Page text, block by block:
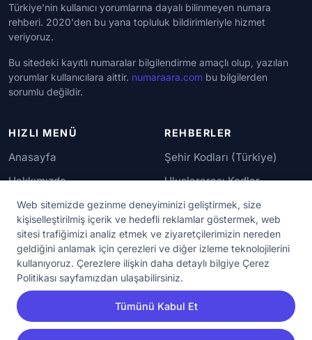
Web sitemizde gezinme deneyiminizi geliştirmek, size
kişiselleştirilmiş içerik ve hedefli reklamlar göstermek, web
sitesi trafiğimizi analiz etmek ve ziyaretçilerimizin nereden
geldiğini anlamak için çerezleri ve diğer izleme teknolojilerini
kullanıyoruz. Çerezlere ilişkin daha detaylı bilgiye Çerez
Politikası sayfamızdan ulaşabilirsiniz.
Tümünü Kabul Et
Türkiye'nin kullanıcı yorumlarına dayalı bilinmeyen numara
rehberi. 2020'den bu yana topluluk bildirimleriyle hizmet
veriyoruz.
Bu sitedeki kayıtlı numaralar bilgilendirme amaçlı olup, yazılan
yorumlar kullanıcılara aittir. numaraara.com bu bilgilerden
sorumlu değildir.
HIZLI MENÜ
Anasayfa
Hakkımızda
İletişim
REHBERLER
Şehir Kodları (Türkiye)
Uluslararası Kodlar
Güvenilir Numaralar
YASAL KORUMA
Kullanım Koşulları
Gizlilik Sözleşmesi
KVKK Aydınlatma Metni